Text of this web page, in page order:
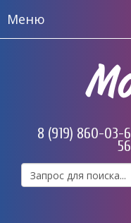
Меню
8 (919) 860-03-